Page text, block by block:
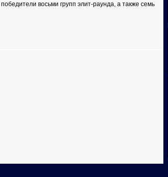
восьми групп элит-раунда, а также семь